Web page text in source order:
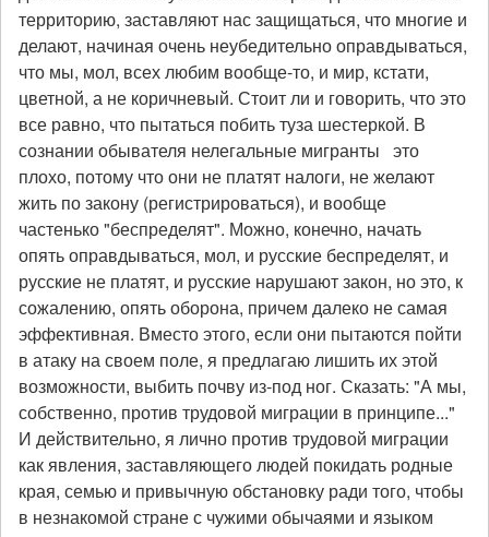
территорию, заставляют нас защищаться, что многие и
делают, начиная очень неубедительно оправдываться,
что мы, мол, всех любим вообще-то, и мир, кстати,
цветной, а не коричневый. Стоит ли и говорить, что это
все равно, что пытаться побить туза шестеркой. В
сознании обывателя нелегальные мигранты это
плохо, потому что они не платят налоги, не желают
жить по закону (регистрироваться), и вообще
частенько "беспределят". Можно, конечно, начать
опять оправдываться, мол, и русские беспределят, и
русские не платят, и русские нарушают закон, но это, к
сожалению, опять оборона, причем далеко не самая
эффективная. Вместо этого, если они пытаются пойти
в атаку на своем поле, я предлагаю лишить их этой
возможности, выбить почву из-под ног. Сказать: "А мы,
собственно, против трудовой миграции в принципе..."
И действительно, я лично против трудовой миграции
как явления, заставляющего людей покидать родные
края, семью и привычную обстановку ради того, чтобы
в незнакомой стране с чужими обычаями и языком